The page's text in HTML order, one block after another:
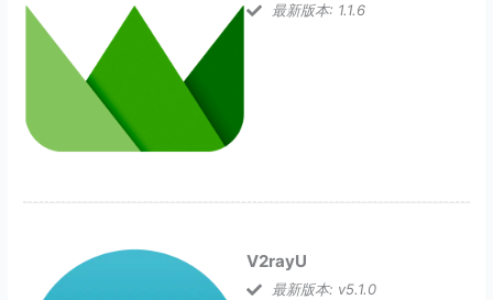
最新版本: 1.1.6
V2rayU
最新版本: v5.1.0